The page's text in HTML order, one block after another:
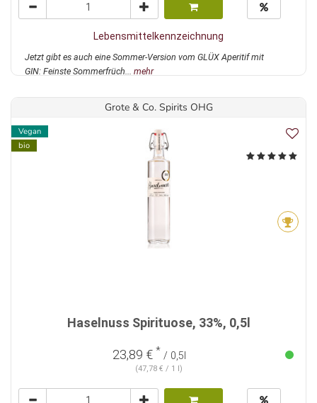
Lebensmittelkennzeichnung
Jetzt gibt es auch eine Sommer-Version vom GLÜX Aperitif mit
GIN: Feinste Sommerfrüch... mehr
Grote & Co. Spirits OHG
Vegan
bio
Haselnuss Spirituose, 33%, 0,5l
23,89 € * / 0,5l
(47,78 € / 1 l)